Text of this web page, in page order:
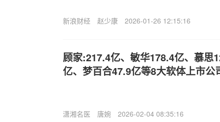
新浪财经 赵少康 2026-01-26 12:15:16
顾家:217.4亿、敏华178.4亿、慕思
亿、梦百合47.9亿等8大软体上市公
潇湘名医 唐婉 2026-02-04 08:35:16